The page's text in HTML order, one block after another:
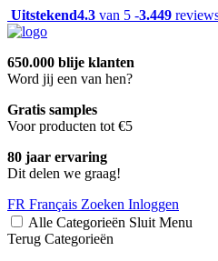
Uitstekend4.3 van 5 -3.449
650.000 blije klanten
Word jij een van hen?
Gratis samples
Voor producten tot €5
80 jaar ervaring
Dit delen we graag!
FR Français Zoeken Inloggen
Alle Categorieën Sluit Menu
Terug Categorieën